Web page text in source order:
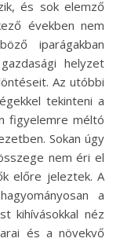
években nem
iparágakban
helyzet
Az utóbbi
tekinteni a
figyelemre méltó
Sokan úgy
nem éri el
előre jeleztek. A
a
kihívásokkal néz
és a növekvő